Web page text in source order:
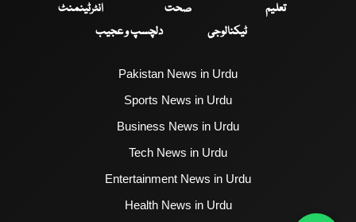
تعلیم
صحت
انٹرٹینمنٹ
ٹیکنالوجی
دلچسپ و عجیب
Pakistan News in Urdu
Sports News in Urdu
Business News in Urdu
Tech News in Urdu
Entertainment News in Urdu
Health News in Urdu